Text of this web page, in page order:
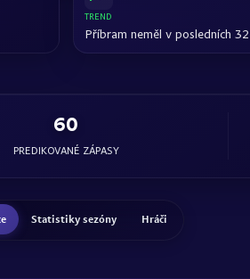
TREND
Příbram neměl v posledních
60
PREDIKOVANÉ ZÁPASY
Statistiky sezóny Hráči